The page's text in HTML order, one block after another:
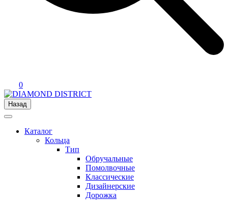
0
Назад
Каталог
Кольца
Тип
Обручальные
Помолвочные
Классические
Дизайнерские
Дорожка